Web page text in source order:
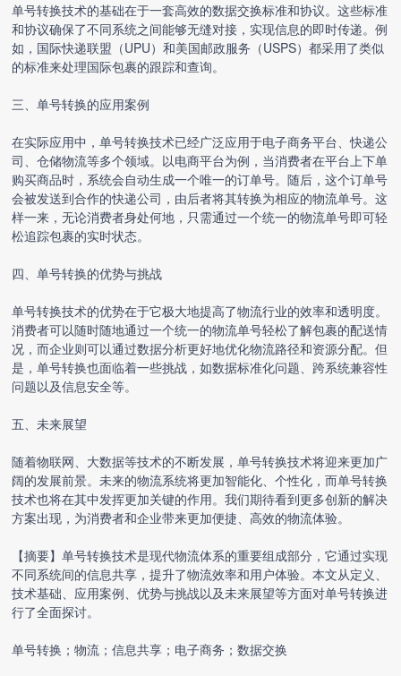
单号转换技术的基础在于一套高效的数据交换标准和协议。这些标准
和协议确保了不同系统之间能够无缝对接，实现信息的即时传递。例
如，国际快递联盟（UPU）和美国邮政服务（USPS）都采用了类似
的标准来处理国际包裹的跟踪和查询。
三、单号转换的应用案例
在实际应用中，单号转换技术已经广泛应用于电子商务平台、快递公
司、仓储物流等多个领域。以电商平台为例，当消费者在平台上下单
购买商品时，系统会自动生成一个唯一的订单号。随后，这个订单号
会被发送到合作的快递公司，由后者将其转换为相应的物流单号。这
样一来，无论消费者身处何地，只需通过一个统一的物流单号即可轻
松追踪包裹的实时状态。
四、单号转换的优势与挑战
单号转换技术的优势在于它极大地提高了物流行业的效率和透明度。
消费者可以随时随地通过一个统一的物流单号轻松了解包裹的配送情
况，而企业则可以通过数据分析更好地优化物流路径和资源分配。但
是，单号转换也面临着一些挑战，如数据标准化问题、跨系统兼容性
问题以及信息安全等。
五、未来展望
随着物联网、大数据等技术的不断发展，单号转换技术将迎来更加广
阔的发展前景。未来的物流系统将更加智能化、个性化，而单号转换
技术也将在其中发挥更加关键的作用。我们期待看到更多创新的解决
方案出现，为消费者和企业带来更加便捷、高效的物流体验。
【摘要】单号转换技术是现代物流体系的重要组成部分，它通过实现
不同系统间的信息共享，提升了物流效率和用户体验。本文从定义、
技术基础、应用案例、优势与挑战以及未来展望等方面对单号转换进
行了全面探讨。
单号转换；物流；信息共享；电子商务；数据交换